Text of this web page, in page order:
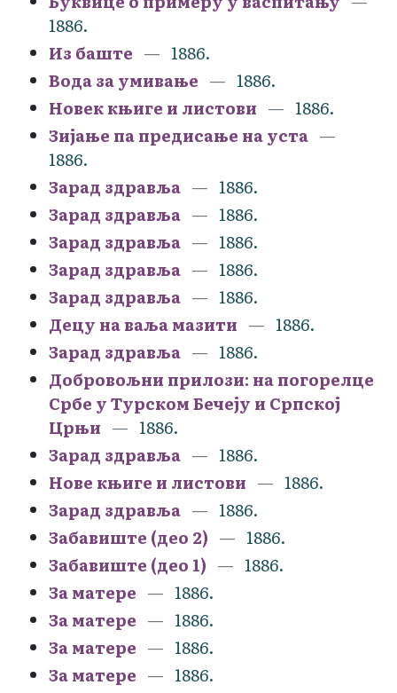
1886.
Из баште
1886.
Вода за умивање
1886.
Новек књиге и листови
1886.
Зијање па предисање на уста
1886.
Зарад здравља
1886.
Зарад здравља
1886.
Зарад здравља
1886.
Зарад здравља
1886.
Зарад здравља
1886.
Децу на ваља мазити
1886.
Зарад здравља
1886.
Добровољни прилози: на погорелце
Србе у Турском Бечеју и Српској
Црњи
1886.
Зарад здравља
1886.
Нове књиге и листови
1886.
Зарад здравља
1886.
Забавиште (део 2)
1886.
Забавиште (део 1)
1886.
За матере
1886.
За матере
1886.
За матере
1886.
За матере
1886.